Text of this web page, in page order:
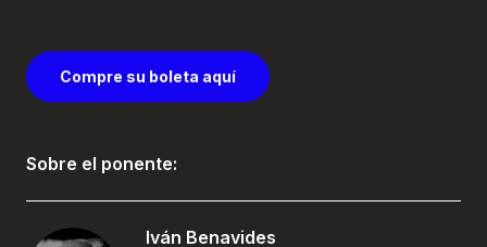
Compre su boleta aquí
Sobre el ponente:
Iván Benavides